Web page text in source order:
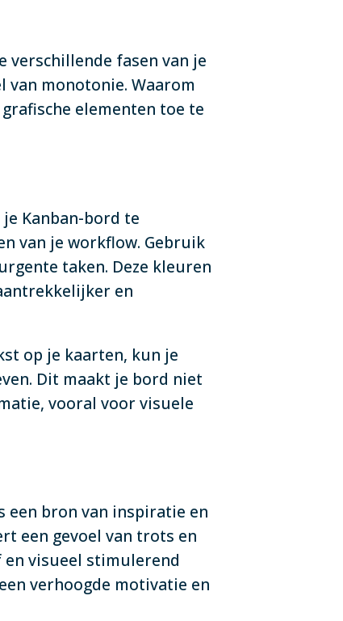
verschillende fasen van je
van monotonie. Waarom
elementen toe te
Kanban-bord te
van je workflow. Gebruik
taken. Deze kleuren
en
op je kaarten, kun je
Dit maakt je bord niet
vooral voor visuele
een bron van inspiratie en
een gevoel van trots en
en visueel stimulerend
verhoogde motivatie en